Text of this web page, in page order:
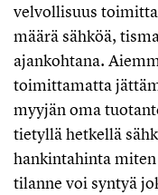
velvollisuus
määrä sähköä,
ajankohtana.
toimittamatta
myyjän oma
tietyllä hetkellä
hankintahinta
tilanne voi syntyä